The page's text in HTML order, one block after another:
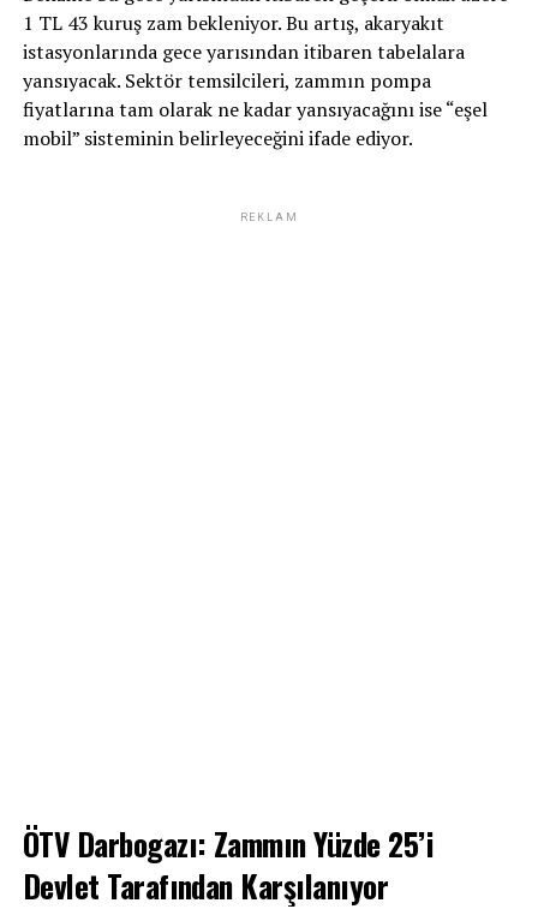
1 TL 43 kuruş zam bekleniyor. Bu artış, akaryakıt
istasyonlarında gece yarısından itibaren tabelalara
yansıyacak. Sektör temsilcileri, zammın pompa
fiyatlarına tam olarak ne kadar yansıyacağını ise “eşel
mobil” sisteminin belirleyeceğini ifade ediyor.
REKLAM
ÖTV Darbogazı: Zammın Yüzde 25’i
Devlet Tarafından Karşılanıyor